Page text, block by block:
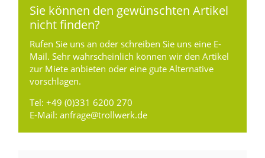
Sie können den gewünschten Artikel
nicht finden?
Rufen Sie uns an oder schreiben Sie uns eine E-
Mail. Sehr wahrscheinlich können wir den Artikel
zur Miete anbieten oder eine gute Alternative
vorschlagen.
Tel:+49 (0)331 6200 270
E-Mail:anfrage@trollwerk.de